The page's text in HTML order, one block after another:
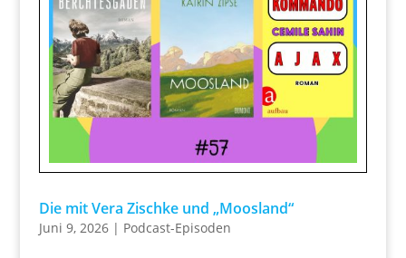
Die mit Vera Zischke und „Moosland“
Juni 9, 2026| Podcast-Episoden